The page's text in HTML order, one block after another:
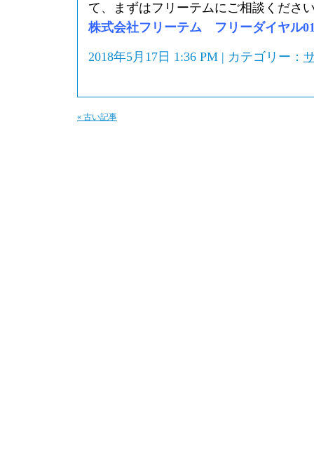
て、まずはフリーテムにご相談くださ
株式会社フリーテム フリーダイヤル
2018年5月17日 1:36 PM | カテゴリー：
« 古い記事